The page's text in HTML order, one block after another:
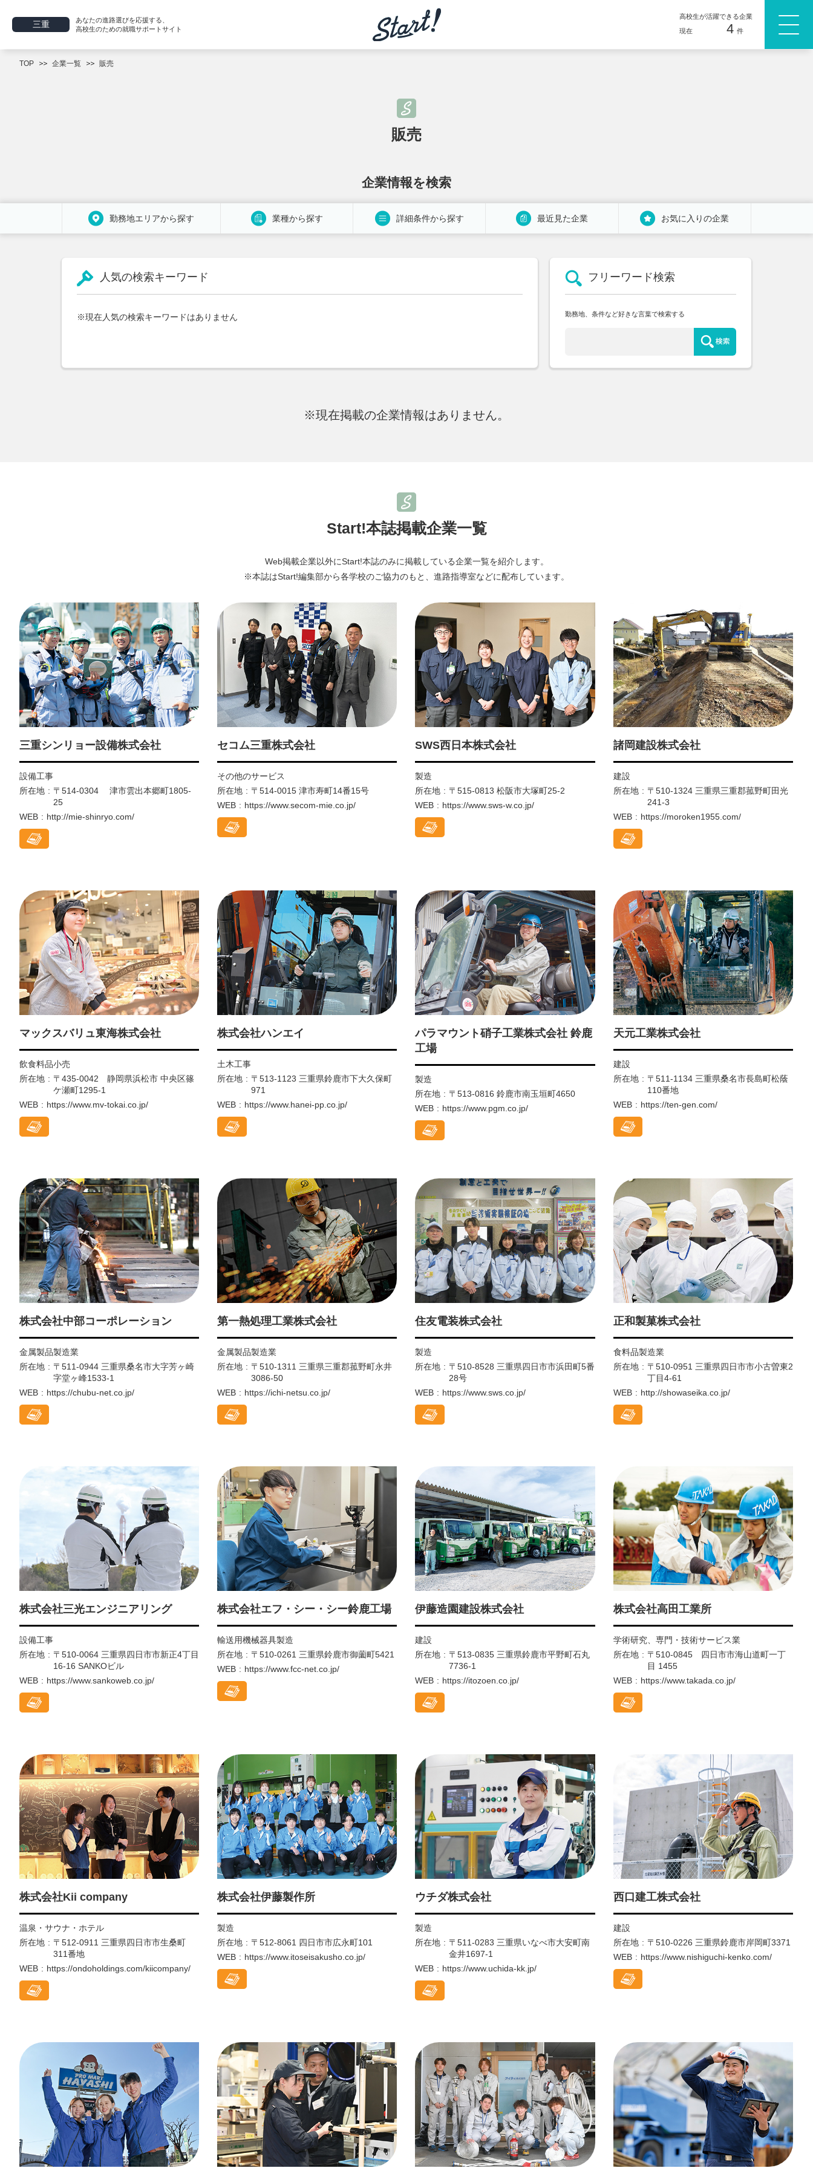
三重
あなたの進路選びを応援する、
高校生のための就職サポートサイト
高校生が活躍できる企業
現在
4 件
TOP 企業一覧 販売
販売
企業情報を検索
勤務地エリアから探す 業種から探す 詳細条件から探す 最近見た企業 お気に入りの企業
人気の検索キーワード
※現在人気の検索キーワードはありません
フリーワード検索
勤務地、条件など好きな言葉で検索する
※現在掲載の企業情報はありません。
Start!本誌掲載企業一覧
Web掲載企業以外にStart!本誌のみに掲載している企業一覧を紹介します。
※本誌はStart!編集部から各学校のご協力のもと、進路指導室などに配布しています。
三重シンリョー設備株式会社
設備工事
所在地
〒514-0304 津市雲出本郷町1805-
25
WEB
http://mie-shinryo.com/
セコム三重株式会社
その他のサービス
所在地
〒514-0015 津市寿町14番15号
WEB
https://www.secom-mie.co.jp/
SWS西日本株式会社
製造
所在地
〒515-0813 松阪市大塚町25-2
WEB
https://www.sws-w.co.jp/
諸岡建設株式会社
建設
所在地
〒510-1324 三重県三重郡菰野町田光
241-3
WEB
https://moroken1955.com/
マックスバリュ東海株式会社
飲食料品小売
所在地
〒435-0042 静岡県浜松市 中央区篠
ケ瀬町1295-1
WEB
https://www.mv-tokai.co.jp/
株式会社ハンエイ
土木工事
所在地
〒513-1123 三重県鈴鹿市下大久保町
971
WEB
https://www.hanei-pp.co.jp/
パラマウント硝子工業株式会社 鈴鹿
工場
製造
所在地
〒513-0816 鈴鹿市南玉垣町4650
WEB
https://www.pgm.co.jp/
天元工業株式会社
建設
所在地
〒511-1134 三重県桑名市長島町松蔭
110番地
WEB
https://ten-gen.com/
株式会社中部コーポレーション
金属製品製造業
所在地
〒511-0944 三重県桑名市大字芳ヶ崎
字堂ヶ峰1533-1
WEB
https://chubu-net.co.jp/
第一熱処理工業株式会社
金属製品製造業
所在地
〒510-1311 三重県三重郡菰野町永井
3086-50
WEB
https://ichi-netsu.co.jp/
住友電装株式会社
製造
所在地
〒510-8528 三重県四日市市浜田町5番
28号
WEB
https://www.sws.co.jp/
正和製菓株式会社
食料品製造業
所在地
〒510-0951 三重県四日市市小古曽東2
丁目4-61
WEB
http://showaseika.co.jp/
株式会社三光エンジニアリング
設備工事
所在地
〒510-0064 三重県四日市市新正4丁目
16-16 SANKOビル
WEB
https://www.sankoweb.co.jp/
株式会社エフ・シー・シー鈴鹿工場
輸送用機械器具製造
所在地
〒510-0261 三重県鈴鹿市御薗町5421
WEB
https://www.fcc-net.co.jp/
伊藤造園建設株式会社
建設
所在地
〒513-0835 三重県鈴鹿市平野町石丸
7736-1
WEB
https://itozoen.co.jp/
株式会社高田工業所
学術研究、専門・技術サービス業
所在地
〒510-0845 四日市市海山道町一丁
目 1455
WEB
https://www.takada.co.jp/
株式会社Kii company
温泉・サウナ・ホテル
所在地
〒512-0911 三重県四日市市生桑町
311番地
WEB
https://ondoholdings.com/kiicompany/
株式会社伊藤製作所
製造
所在地
〒512-8061 四日市市広永町101
WEB
https://www.itoseisakusho.co.jp/
ウチダ株式会社
製造
所在地
〒511-0283 三重県いなべ市大安町南
金井1697-1
WEB
https://www.uchida-kk.jp/
西口建工株式会社
建設
所在地
〒510-0226 三重県鈴鹿市岸岡町3371
WEB
https://www.nishiguchi-kenko.com/